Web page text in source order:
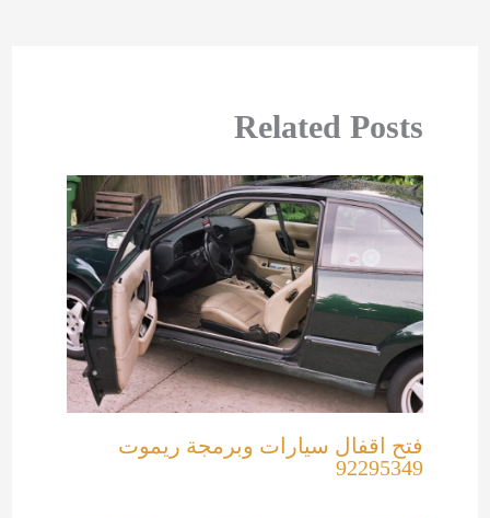
Related Posts
فتح اقفال سيارات وبرمجة ريموت
92295349